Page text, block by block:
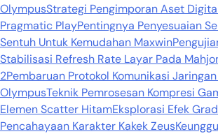
OlympusStrategi Pengimporan Aset
Pragmatic PlayPentingnya Penyesuaian
Sentuh Untuk Kemudahan Maxwin
Stabilisasi Refresh Rate Layar Pada
2Pembaruan Protokol Komunikasi
OlympusTeknik Pemrosesan Kompresi
Elemen Scatter HitamEksplorasi Efek
Pencahayaan Karakter Kakek Zeus